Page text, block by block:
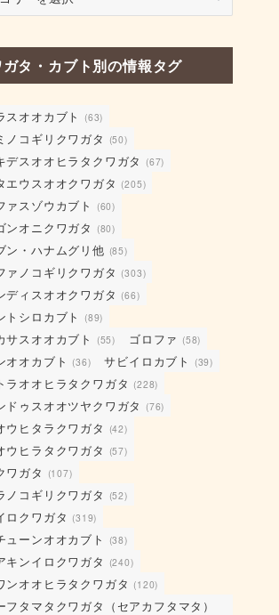
タ・カブト別の情報タグ
スオオカブト (63)
ノコギリクワガタ (50)
デスオオヒラタクワガタ (67)
エウスオオクワガタ (205)
ァスゾウカブト (60)
ンオニクワガタ (80)
ン・ハナムグリ他 (85)
ァノコギリクワガタ (303)
ディスオオクワガタ (66)
トシロカブト (89)
サスオオカブト (55) ゴロファ (58)
オオカブト (36) サビイロカブト (39)
ラオオヒラタクワガタ (228)
ドゥスオオツヤクワガタ (76)
ウヒタラクワガタ (42)
ウヒラタクワガタ (57)
ワガタ (107)
ノコギリクワガタ (52)
ロクワガタ (319)
ューンオオカブト (38)
キンイロクワガタ (240)
ンオオヒラタクワガタ (120)
フタマタクワガタ（セアカフタマタ）